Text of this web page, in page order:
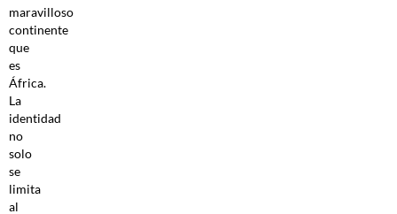
maravilloso
continente
que
es
África.
La
identidad
no
solo
se
limita
al